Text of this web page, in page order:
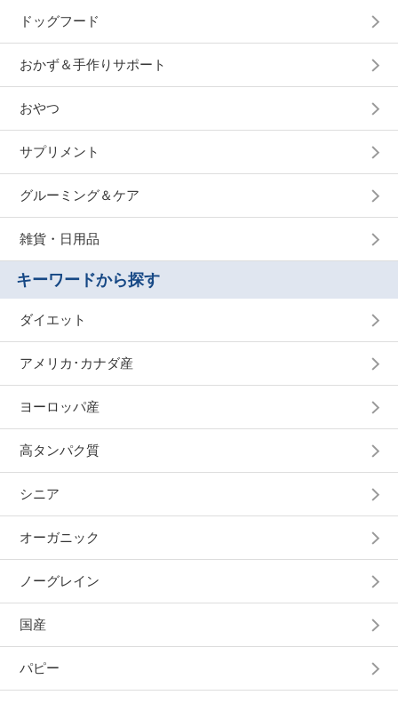
ドッグフード
おかず＆手作りサポート
おやつ
サプリメント
グルーミング＆ケア
雑貨・日用品
キーワードから探す
ダイエット
アメリカ･カナダ産
ヨーロッパ産
高タンパク質
シニア
オーガニック
ノーグレイン
国産
パピー